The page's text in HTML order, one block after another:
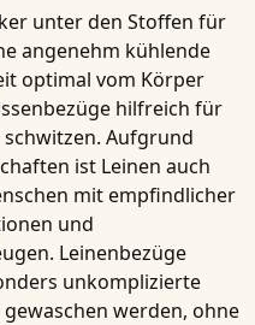
unter den Stoffen für
angenehm kühlende
optimal vom Körper
hilfreich für
Aufgrund
ist Leinen auch
mit empfindlicher
und
Leinenbezüge
unkomplizierte
werden, ohne